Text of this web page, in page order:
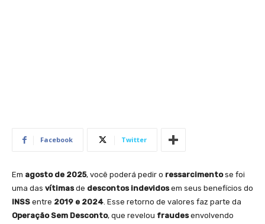
Facebook Twitter
Em agosto de 2025, você poderá pedir o ressarcimentose foi
uma das vítimasde descontos indevidosem seus benefícios do
INSS entre 2019 e 2024. Esse retorno de valores faz parte da
Operação Sem Desconto, que revelou fraudesenvolvendo